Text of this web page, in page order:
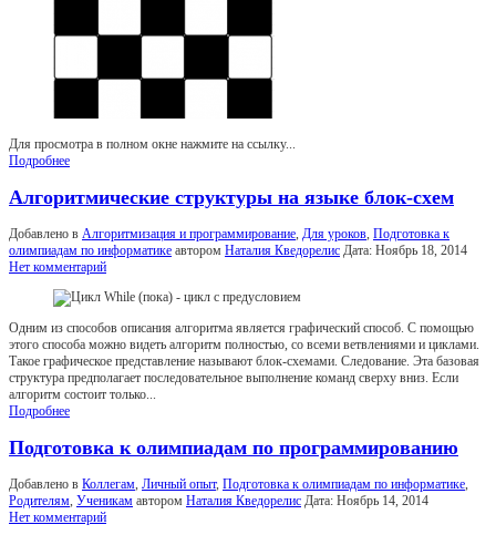
Для просмотра в полном окне нажмите на ссылку...
Подробнее
Алгоритмические структуры на языке блок-схем
Добавлено в Алгоритмизация и программирование Для уроков Подготовка к
олимпиадам по информатике автором Наталия Кведорелис Дата: Ноябрь 18, 2014
Нет комментарий
Одним из способов описания алгоритма является графический способ. С помощью
этого способа можно видеть алгоритм полностью, со всеми ветвлениями и циклами.
Такое графическое представление называют блок-схемами. Следование. Эта базовая
структура предполагает последовательное выполнение команд сверху вниз. Если
алгоритм состоит только...
Подробнее
Подготовка к олимпиадам по программированию
Добавлено в Коллегам Личный опыт, Подготовка к олимпиадам по информатике
Родителям Ученикам автором Наталия Кведорелис Дата: Ноябрь 14, 2014
Нет комментарий